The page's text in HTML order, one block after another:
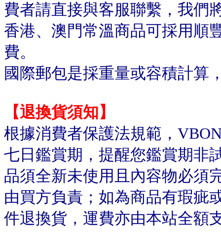
費者請直接與客服聯繫，我們
香港、澳門常溫商品可採用順
費。
國際郵包是採重量或容積計
【退換貨須知】
根據消費者保護法規範，
七日鑑賞期，提醒您鑑賞期非
品須全新未使用且內容物必須
由買方負責；如為商品有瑕疵
件退換貨，運費亦由本站全額